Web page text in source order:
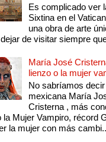
Es complicado ver
Sixtina en el
una obra de arte
de visitar siempre
María José
lienzo o la mujer
No sabríamos
mexicana María
Cristerna , más
la Mujer Vampiro, récord
la mujer con más